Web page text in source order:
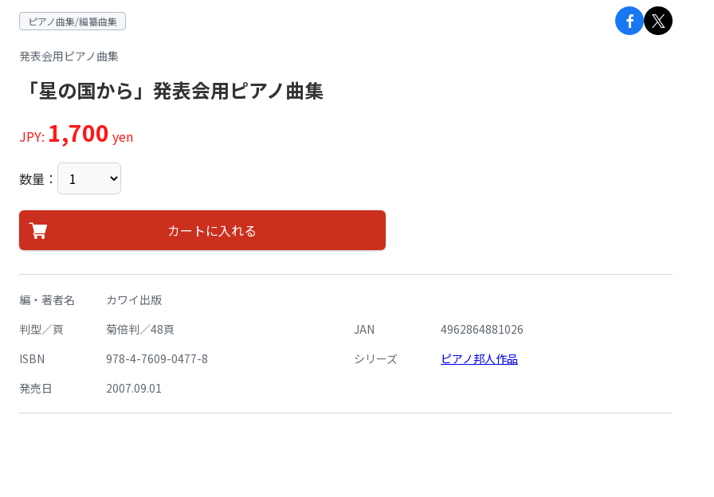
ピアノ曲集/編纂曲集
発表会用ピアノ曲集
「星の国から」発表会用ピアノ曲集
JPY: 1,700 yen
数量：
カートに入れる
編・著者名
カワイ出版
判型／頁
菊倍判／48頁 JAN
4962864881026
ISBN
978-4-7609-0477-8 シリーズ
ピアノ邦人作品
発売日
2007.09.01